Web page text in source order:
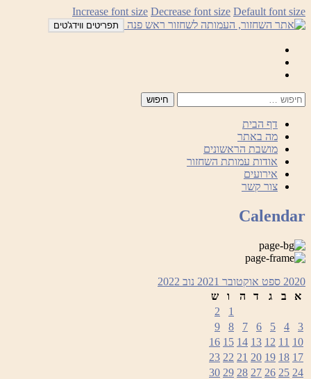
לדלג
לתוכן
Increase font size Decrease font size Default font size
תפריטים ווידג'טים
דף הבית
מה באתר
מושבת הראשונים
אודות עמותת השחזור
אירועים
צור קשר
Calendar
2020 ספט אוקטובר 2021 נוב 2022
א
ב ג ד ה ו
ש
1
2
3
4
5
6
7
8
9
10
11
12
13
14
15
16
17
18
19
20
21
22
23
24
25
26
27
28
29
30